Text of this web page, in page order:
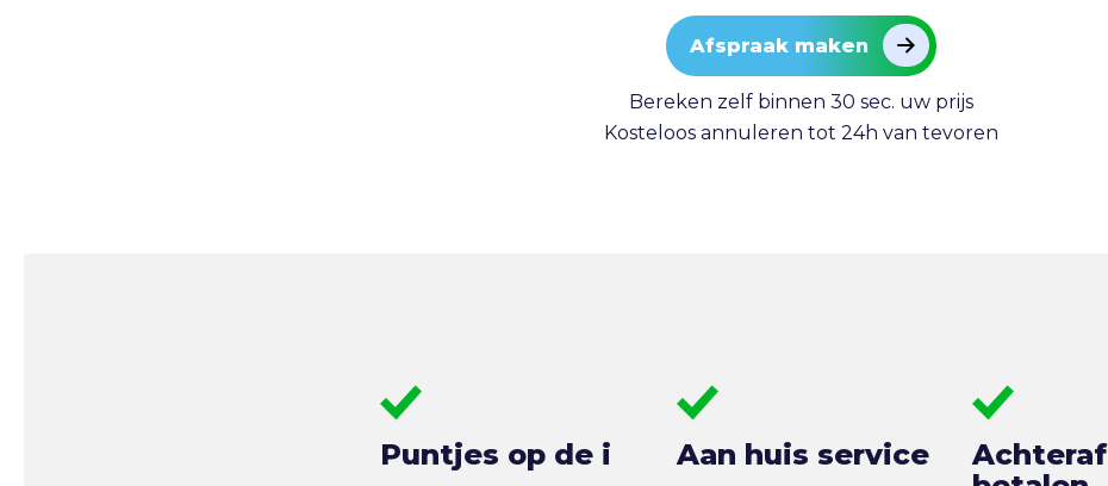
Afspraak maken
Bereken zelf binnen 30 sec. uw prijs
Kosteloos annuleren tot 24h van tevoren
Puntjes op de i Aan huis service
Achteraf